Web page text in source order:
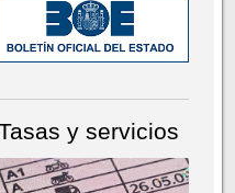
y servicios